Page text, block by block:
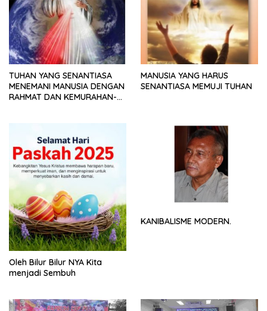
TUHAN YANG SENANTIASA
MENEMANI MANUSIA DENGAN
RAHMAT DAN KEMURAHAN-
MANUSIA YANG HARUS
SENANTIASA MEMUJI TUHAN
Oleh Bilur Bilur NYA Kita
menjadi Sembuh
KANIBALISME MODERN.